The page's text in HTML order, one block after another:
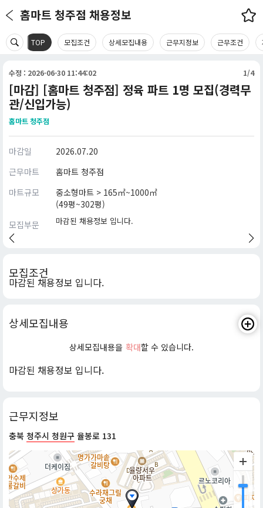
홈마트 청주점 채용정보
TOP 모집조건 상세모집내용 근무지정보 근무조건
수정 : 2026-06-30 11:44:02 1/4
[마감] [홈마트 청주점] 정육 파트 1명 모집(경력무
관/신입가능)
홈마트 청주점
마감일
2026.07.20
근무마트
홈마트 청주점
마트규모
중소형마트 > 165㎡~1000㎡
(49평~302평)
모집부문
마감된 채용정보 입니다.
모집조건
마감된 채용정보 입니다.
상세모집내용
상세모집내용을 확대할 수 있습니다.
마감된 채용정보 입니다.
근무지정보
충북 청주시 청원구 율봉로 131